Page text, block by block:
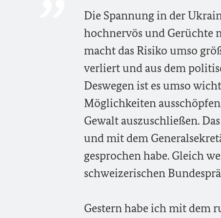
Die Spannung in der
hochnervös und Gerüchte
macht das Risiko umso
verliert und aus dem
Deswegen ist es umso
Möglichkeiten
Gewalt auszuschließen.
und mit dem
gesprochen habe. Gleich
schweizerischen
Gestern habe ich mit dem